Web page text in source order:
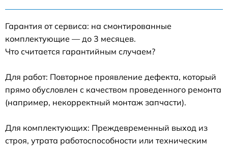
Гарантия от сервиса: на смонтированные
комплектующие — до 3 месяцев.
Что считается гарантийным случаем?
Для работ: Повторное проявление дефекта, который
прямо обусловлен с качеством проведенного ремонта
(например, некорректный монтаж запчасти).
Для комплектующих: Преждевременный выход из
строя, утрата работоспособности или техническим